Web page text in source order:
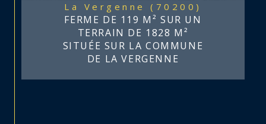
La Vergenne (70200)
FERME DE 119 M² SUR UN
TERRAIN DE 1828 M²
SITUÉE SUR LA COMMUNE
DE LA VERGENNE